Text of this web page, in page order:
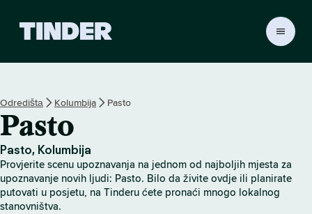
r
e
Odredištа Kolumbija Pasto
Pasto
Pasto, Kolumbija
Provjerite scenu upoznavanja na jednom od najboljih mjesta za
upoznavanje novih ljudi: Pasto. Bilo da živite ovdje ili planirate
putovati u posjetu, na Tinderu ćete pronaći mnogo lokalnog
stanovništva.